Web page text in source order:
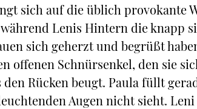
sich auf die üblich provokante
Lenis Hintern die knapp
sich geherzt und begrüßt
offenen Schnürsenkel, den sie
Rücken beugt. Paula füllt
Augen nicht sieht.